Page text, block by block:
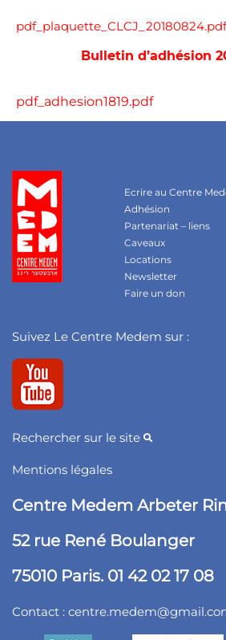
pdf_plaquette_CLCJ_20180824.pdf
Bulletin d’adhésion
pdf_adhesion1819.pdf
Ecrire au Centre
Adhésion
Partenariat – liens
Caveaux
Locations
Newsletter
Faire un don
Suivez Le Centre Medem sur :
Rechercher sur le site
Mentions légales
Centre Medem Arbeter
52 rue René Boulanger
75010 Paris. 01 42 02 17 08
Contact :